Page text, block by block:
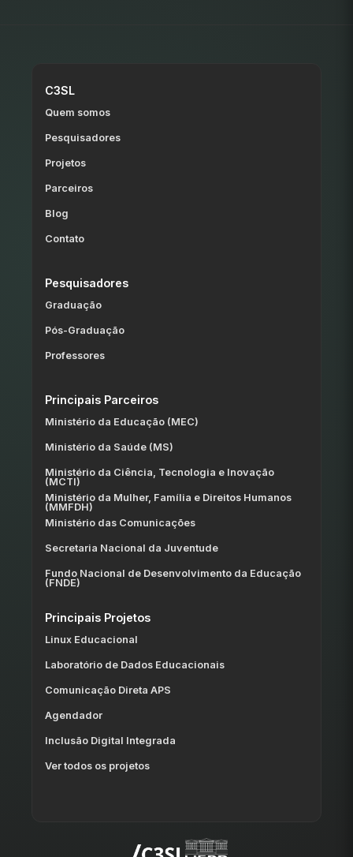
C3SL
Quem somos
Pesquisadores
Projetos
Parceiros
Blog
Contato
Pesquisadores
Graduação
Pós-Graduação
Professores
Principais Parceiros
Ministério da Educação (MEC)
Ministério da Saúde (MS)
Ministério da Ciência, Tecnologia e Inovação
(MCTI)
Ministério da Mulher, Família e Direitos Humanos
(MMFDH)
Ministério das Comunicações
Secretaria Nacional da Juventude
Fundo Nacional de Desenvolvimento da Educação
(FNDE)
Principais Projetos
Linux Educacional
Laboratório de Dados Educacionais
Comunicação Direta APS
Agendador
Inclusão Digital Integrada
Ver todos os projetos